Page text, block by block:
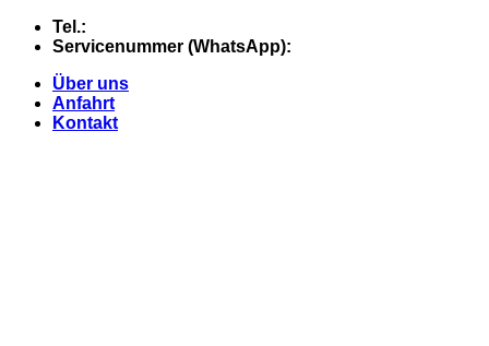
Skip
Tel.:
Servicenummer (WhatsApp):
Über uns
Anfahrt
Kontakt